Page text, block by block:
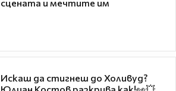
сцената и мечтите им
Искаш да стигнеш до Холивуд?